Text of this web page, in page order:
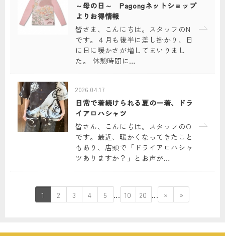
～母の日～ Pagongネットショップ
よりお得情報
皆さま、こんにちは。スタッフのN
です。４月も後半に差し掛かり、日
に日に暖かさが増してまいりまし
た。 休憩時間に…
2026.04.17
日常で着続けられる夏の一着、ドラ
イアロハシャツ
皆さん、こんにちは。スタッフのO
です。最近、暖かくなってきたこと
もあり、店頭で「ドライアロハシャ
ツありますか？」とお声が…
1 2 3 4 5 ... 10 20 ... » »